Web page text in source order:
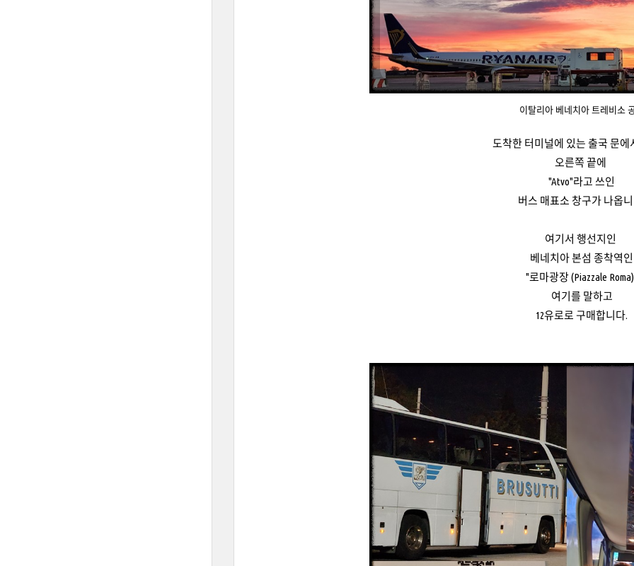
이탈리아 베네치아 트레비소
도착한 터미널에 있는 출국 문에
오른쪽 끝에
"Atvo"라고 쓰인
버스 매표소 창구가 나옵
여기서 행선지인
베네치아 본섬 종착역인
"로마광장 (Piazzale
여기를 말하고
12유로로 구매합니다.